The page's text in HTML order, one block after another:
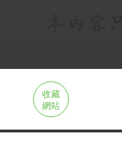
收藏
網站